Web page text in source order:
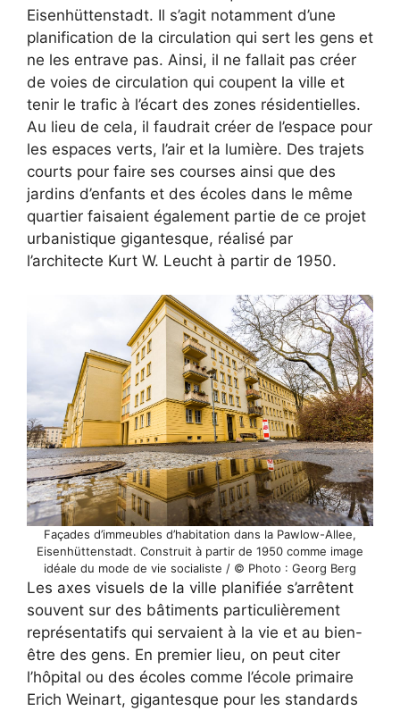
Eisenhüttenstadt. Il s’agit notamment d’une
planification de la circulation qui sert les gens et
ne les entrave pas. Ainsi, il ne fallait pas créer
de voies de circulation qui coupent la ville et
tenir le trafic à l’écart des zones résidentielles.
Au lieu de cela, il faudrait créer de l’espace pour
les espaces verts, l’air et la lumière. Des trajets
courts pour faire ses courses ainsi que des
jardins d’enfants et des écoles dans le même
quartier faisaient également partie de ce projet
urbanistique gigantesque, réalisé par
l’architecte Kurt W. Leucht à partir de 1950.
Façades d’immeubles d’habitation dans la Pawlow-Allee,
Eisenhüttenstadt. Construit à partir de 1950 comme image
idéale du mode de vie socialiste / © Photo : Georg Berg
Les axes visuels de la ville planifiée s’arrêtent
souvent sur des bâtiments particulièrement
représentatifs qui servaient à la vie et au bien-
être des gens. En premier lieu, on peut citer
l’hôpital ou des écoles comme l’école primaire
Erich Weinart, gigantesque pour les standards